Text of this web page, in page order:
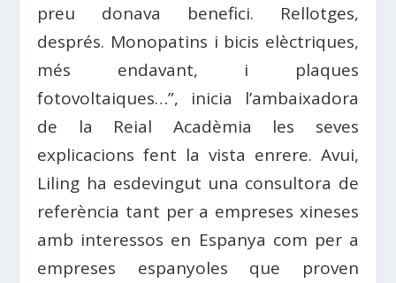
preu donava benefici. Rellotges,
després. Monopatins i bicis elèctriques,
més endavant, i plaques
fotovoltaiques…”, inicia l’ambaixadora
de la Reial Acadèmia les seves
explicacions fent la vista enrere. Avui,
Liling ha esdevingut una consultora de
referència tant per a empreses xineses
amb interessos en Espanya com per a
empreses espanyoles que proven